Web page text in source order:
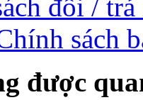
đổi /
sách
được